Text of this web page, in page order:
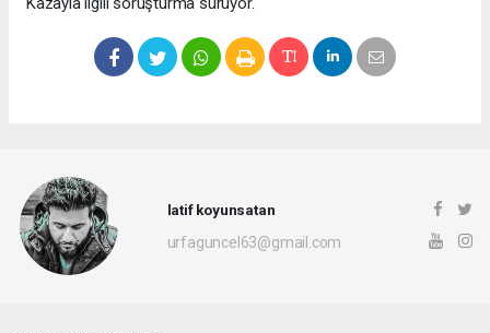
latif koyunsatan
urfaguncel63@gmail.com